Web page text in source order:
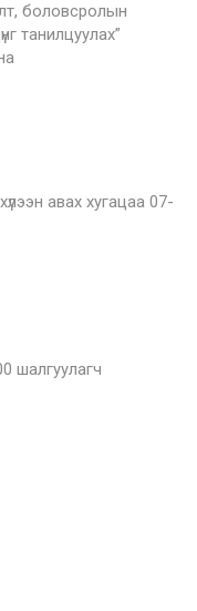
боловсролын
танилцуулах”
авах хугацаа 07-
шалгуулагч